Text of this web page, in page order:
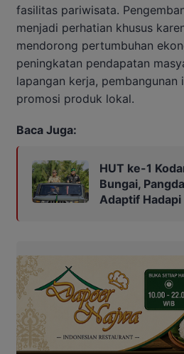
fasilitas pariwisata.
menjadi perhatian khusus
mendorong pertumbuhan
peningkatan pendapatan
lapangan kerja, pembangunan
promosi produk lokal.
Baca Juga:
HUT ke-1
Bungai,
Adaptif